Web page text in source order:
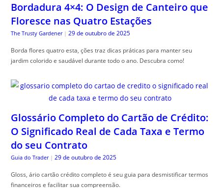
Bordadura 4×4: O Design de Canteiro que
Floresce nas Quatro Estações
The Trusty Gardener | 29 de outubro de 2025
Borda flores quatro esta, ções traz dicas práticas para manter seu
jardim colorido e saudável durante todo o ano. Descubra como!
Glossário Completo do Cartão de Crédito:
O Significado Real de Cada Taxa e Termo
do seu Contrato
Guia do Trader | 29 de outubro de 2025
Gloss, ário cartão crédito completo é seu guia para desmistificar termos
financeiros e facilitar sua compreensão.